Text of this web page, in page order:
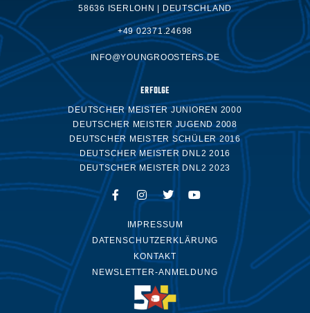
58636 ISERLOHN | DEUTSCHLAND
+49 02371.24698
INFO@YOUNGROOSTERS.DE
ERFOLGE
DEUTSCHER MEISTER JUNIOREN 2000
DEUTSCHER MEISTER JUGEND 2008
DEUTSCHER MEISTER SCHÜLER 2016
DEUTSCHER MEISTER DNL2 2016
DEUTSCHER MEISTER DNL2 2023
IMPRESSUM
DATENSCHUTZERKLÄRUNG
KONTAKT
NEWSLETTER-ANMELDUNG